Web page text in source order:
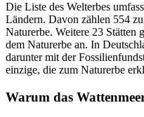
Die Liste des Welterbes
Ländern. Davon zählen 554
Naturerbe. Weitere 23 Stätten
dem Naturerbe an. In
darunter mit der
einzige, die zum Naturerbe
Warum das